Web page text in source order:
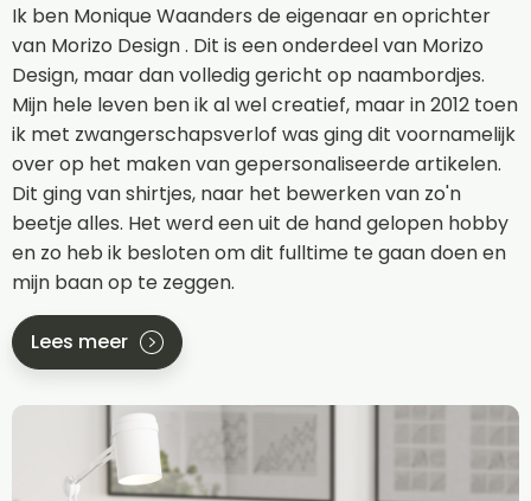
Ik ben Monique Waanders de eigenaar en oprichter
van Morizo Design . Dit is een onderdeel van Morizo
Design, maar dan volledig gericht op naambordjes.
Mijn hele leven ben ik al wel creatief, maar in 2012 toen
ik met zwangerschapsverlof was ging dit voornamelijk
over op het maken van gepersonaliseerde artikelen.
Dit ging van shirtjes, naar het bewerken van zo'n
beetje alles. Het werd een uit de hand gelopen hobby
en zo heb ik besloten om dit fulltime te gaan doen en
mijn baan op te zeggen.
Lees meer